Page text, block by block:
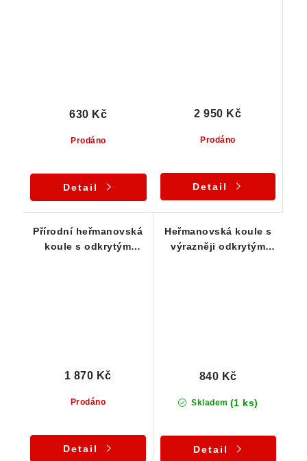
Prodáno
630 Kč
Detail
Prodáno
2 950 Kč
Detail
Přírodní heřmanovská
koule s odkrytým
Prodáno
1 870 Kč
Detail
Heřmanovská koule s
výrazněji odkrytým
Skladem (1 ks)
840 Kč
Detail